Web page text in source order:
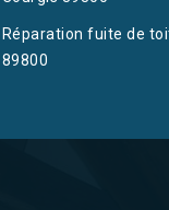
Réparation fuite de
89800